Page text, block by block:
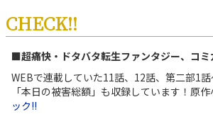
CHECK!!
■超痛快・ドタバタ転生ファンタジー、コミ
WEBで連載していた11話、12話、第二部1
「本日の被害総額」も収録しています！原
ック!!